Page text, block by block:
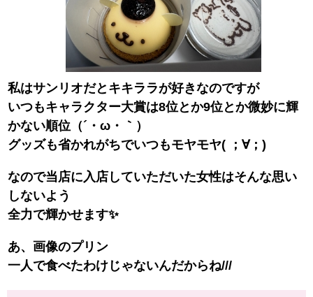
私はサンリオだとキキララが好きなのですが
いつもキャラクター大賞は8位とか9位とか微妙に輝
かない順位（´・ω・｀）
グッズも省かれがちでいつもモヤモヤ( ；∀；)
なので当店に入店していただいた女性はそんな思い
しないよう
全力で輝かせます✨
あ、画像のプリン
一人で食べたわけじゃないんだからね///